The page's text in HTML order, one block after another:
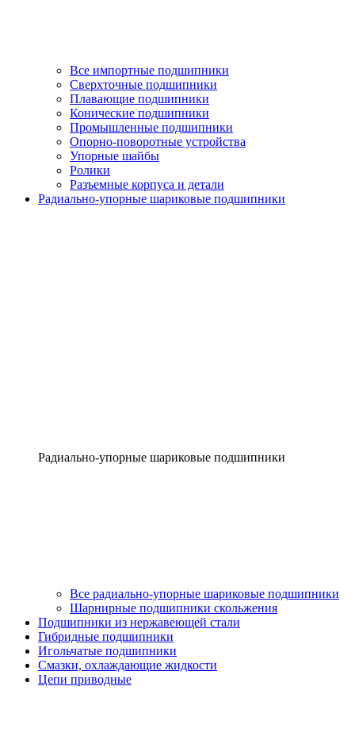
Все импортные подшипники
Сверхточные подшипники
Плавающие подшипники
Конические подшипники
Промышленные подшипники
Опорно-поворотные устройства
Упорные шайбы
Ролики
Разъемные корпуса и детали
Радиально-упорные шариковые подшипники
Радиально-упорные шариковые подшипники
Все радиально-упорные шариковые подшипники
Шарнирные подшипники скольжения
Подшипники из нержавеющей стали
Гибридные подшипники
Игольчатые подшипники
Смазки, охлаждающие жидкости
Цепи приводные